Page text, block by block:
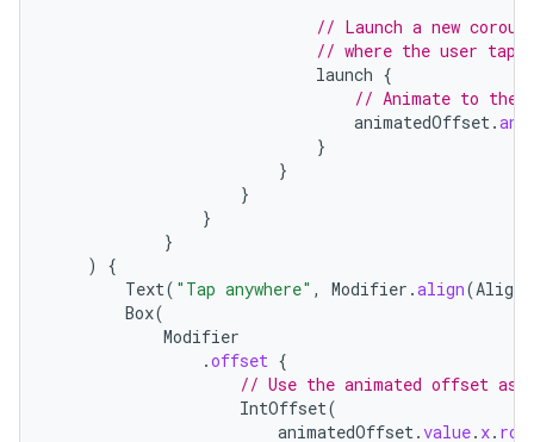
// Launch a new
// where the user
launch {
// Animate to the
animatedOffset.
}
}
}
}
}
)
{
Text( "Tap anywhere" , Modifier .align(
Box(
Modifier
.offset {
// Use the animated offset
IntOffset(
animatedOffset.value. x.